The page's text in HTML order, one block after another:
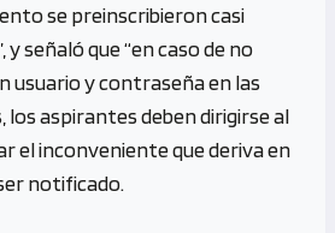
se preinscribieron casi
señaló que “en caso de no
usuario y contraseña en las
los aspirantes deben dirigirse al
el inconveniente que deriva en
notificado.